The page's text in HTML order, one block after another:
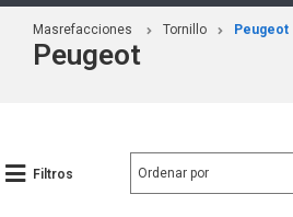
Masrefacciones Tornillo Peugeot
Peugeot
Filtros